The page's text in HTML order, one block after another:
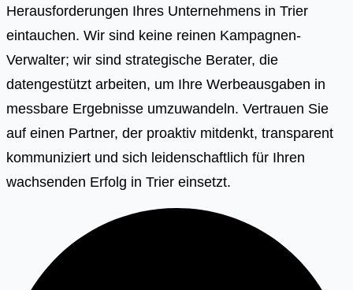
Herausforderungen Ihres Unternehmens in Trier
eintauchen. Wir sind keine reinen Kampagnen-
Verwalter; wir sind strategische Berater, die
datengestützt arbeiten, um Ihre Werbeausgaben in
messbare Ergebnisse umzuwandeln. Vertrauen Sie
auf einen Partner, der proaktiv mitdenkt, transparent
kommuniziert und sich leidenschaftlich für Ihren
wachsenden Erfolg in Trier einsetzt.